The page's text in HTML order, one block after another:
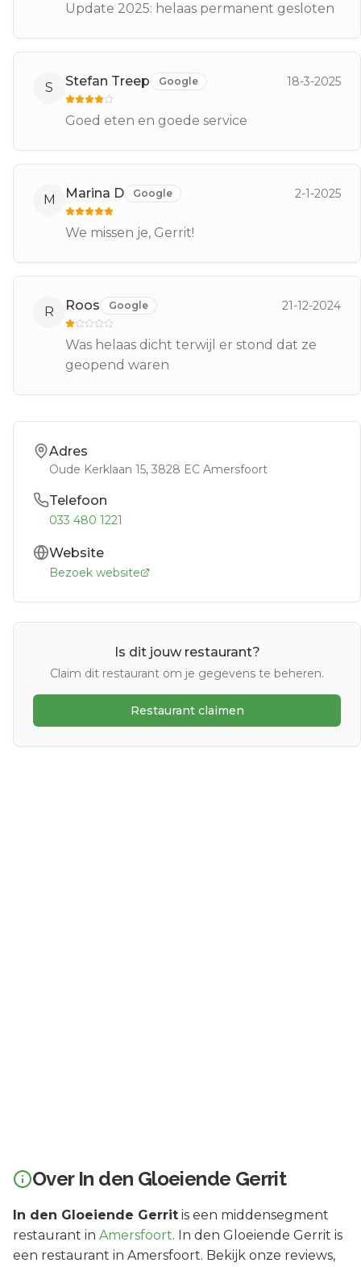
Update 2025: helaas permanent gesloten
S Stefan Treep Google 18-3-2025
Goed eten en goede service
M Marina D Google 2-1-2025
We missen je, Gerrit!
R Roos Google 21-12-2024
Was helaas dicht terwijl er stond dat ze
geopend waren
Adres
Oude Kerklaan 15, 3828 EC Amersfoort
Telefoon
033 480 1221
Website
Bezoek website
Is dit jouw restaurant?
Claim dit restaurant om je gegevens te beheren.
Restaurant claimen
Over In den Gloeiende Gerrit
In den Gloeiende Gerrit is een middensegment
restaurant in Amersfoort. In den Gloeiende Gerrit is
een restaurant in Amersfoort. Bekijk onze reviews,